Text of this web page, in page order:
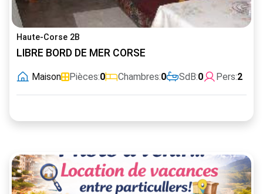
Haute-Corse 2B
LIBRE BORD DE MER CORSE
Maison Pièces:0 Chambres:0 SdB:0 Pers:2